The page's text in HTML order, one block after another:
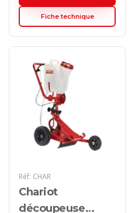
Fiche technique
Réf: CHAR
Chariot
découpeuse